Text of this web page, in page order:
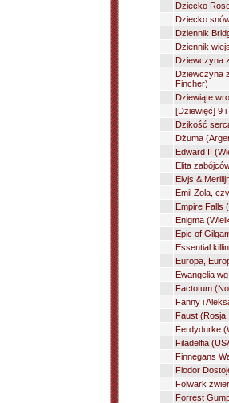
Dziecko
Dziecko
Dziennik
Dziennik
Dziewczyna
Dziewczyna
Fincher)
Dziewiąte
[Dziewięć] 9 i
Dzikość
Dżuma
Edward II
Elita
Elvjs &
Emil Zola,
Empire Falls
Enigma
Epic of
Essential
Europa,
Ewangelia
Factotum
Fanny i
Faust
Ferdydurke
Filadelfia
Finnegans
Fiodor
Folwark
Forrest